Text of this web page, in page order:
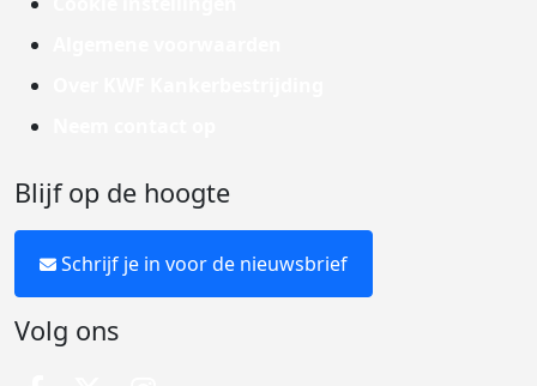
Blijf op de hoogte
Schrijf je in voor de nieuwsbrief
Volg ons